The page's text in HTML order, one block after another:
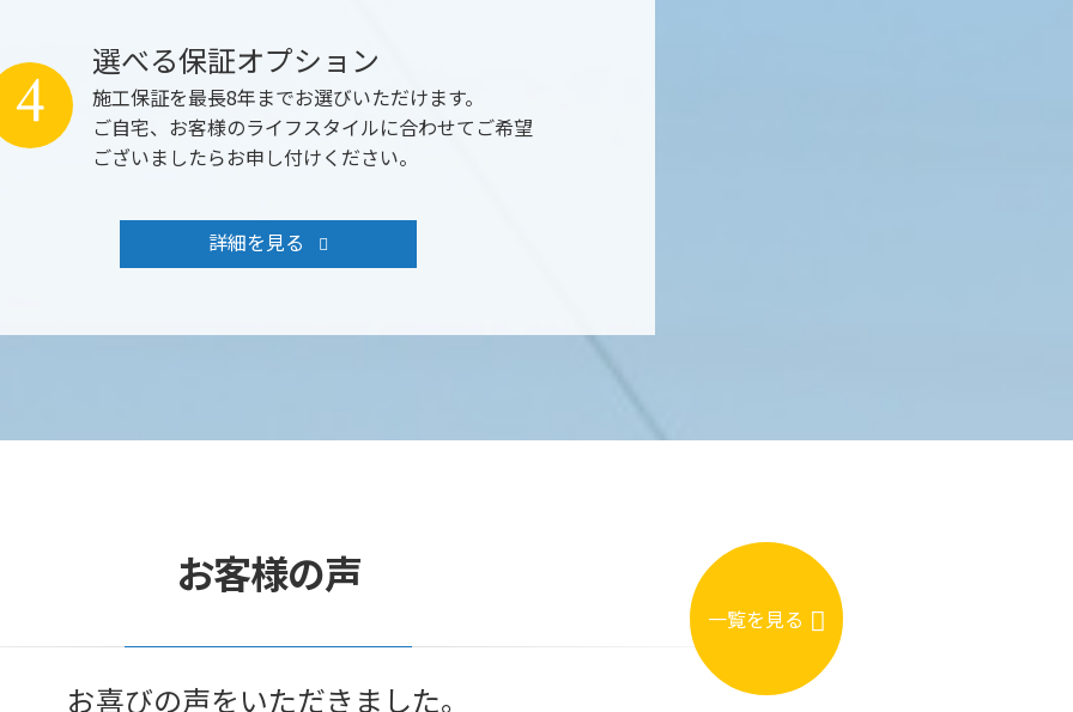
選べる保証オプション
施工保証を最長8年までお選びいただけます。
ご自宅、お客様のライフスタイルに合わせてご希望
ございましたらお申し付けください。
4
詳細を見る
お客様の声
お喜びの声をいただきました。
一覧を見る